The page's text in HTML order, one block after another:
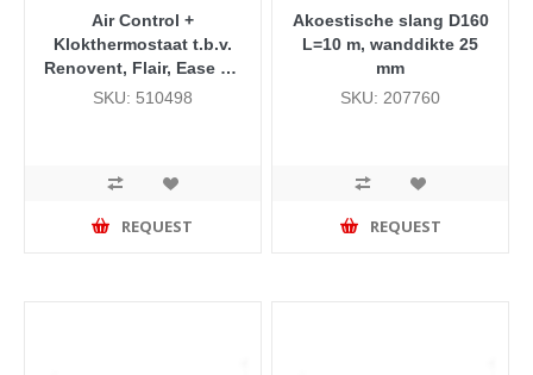
Air Control +
Klokthermostaat t.b.v.
Renovent, Flair, Ease en
de Allure V5.0 (vanaf
SKU: 510498
REQUEST
Akoestische slang D160
L=10 m, wanddikte 25
mm
SKU: 207760
REQUEST